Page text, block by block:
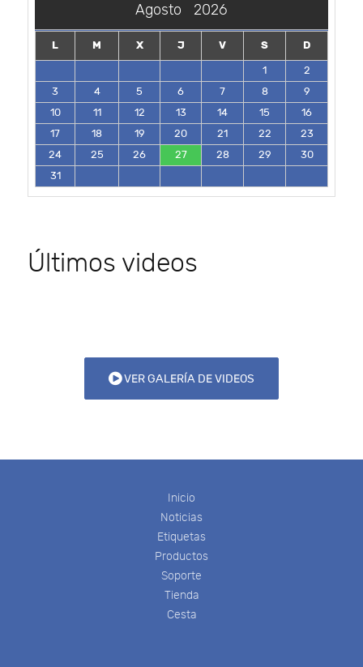
Agosto 2026
L M X J V S
D
1
2
3
4 5 6 7 8
9
10
11 12 13 14 15
16
17
18 19 20 21 22
23
24
25 26 27 28 29
30
31
Últimos videos
VER GALERÍA DE VIDEOS
Inicio
Noticias
Etiquetas
Productos
Soporte
Tienda
Cesta